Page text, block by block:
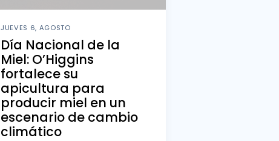
JUEVES 6, AGOSTO
Día Nacional de la
Miel: O’Higgins
fortalece su
apicultura para
producir miel en un
escenario de cambio
climático